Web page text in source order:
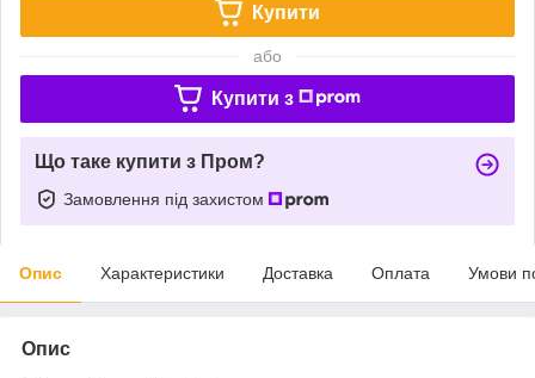
Купити
або
Купити з
Що таке купити з Пром?
Замовлення під захистом
Опис Характеристики Доставка Оплата Умови
Опис